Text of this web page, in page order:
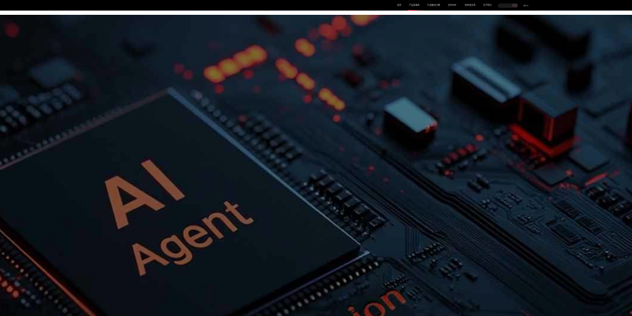
首页 产品及服务 行业解决方案 合作伙伴 投资者关系 关于我们 中EN